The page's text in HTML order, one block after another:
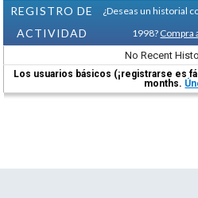
REGISTRO DE
ACTIVIDAD
¿Deseas un historial
1998? Compra
No Recent
Los usuarios básicos (¡registrarse es
months.